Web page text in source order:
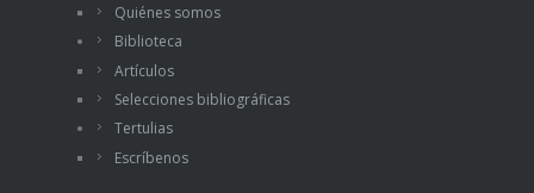
Quiénes somos
Biblioteca
Artículos
Selecciones bibliográficas
Tertulias
Escríbenos